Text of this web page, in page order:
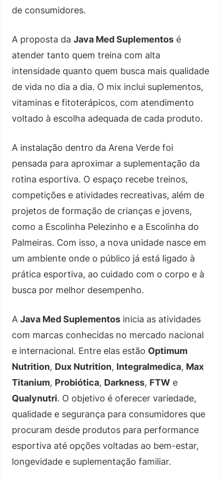
de consumidores.
A proposta da Java Med Suplementos é
atender tanto quem treina com alta
intensidade quanto quem busca mais qualidade
de vida no dia a dia. O mix inclui suplementos,
vitaminas e fitoterápicos, com atendimento
voltado à escolha adequada de cada produto.
A instalação dentro da Arena Verde foi
pensada para aproximar a suplementação da
rotina esportiva. O espaço recebe treinos,
competições e atividades recreativas, além de
projetos de formação de crianças e jovens,
como a Escolinha Pelezinho e a Escolinha do
Palmeiras. Com isso, a nova unidade nasce em
um ambiente onde o público já está ligado à
prática esportiva, ao cuidado com o corpo e à
busca por melhor desempenho.
A Java Med Suplementos inicia as atividades
com marcas conhecidas no mercado nacional
e internacional. Entre elas estão Optimum
Nutrition, Dux Nutrition, Integralmedica, Max
Titanium, Probiótica, Darkness, FTW e
Qualynutri. O objetivo é oferecer variedade,
qualidade e segurança para consumidores que
procuram desde produtos para performance
esportiva até opções voltadas ao bem-estar,
longevidade e suplementação familiar.